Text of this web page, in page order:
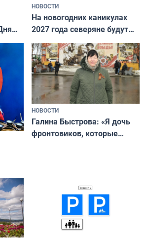
НОВОСТИ
На новогодних каникулах
2027 года северяне будут
отдыхать 11 дней
НОВОСТИ
Галина Быстрова: «Я дочь
фронтовиков, которые